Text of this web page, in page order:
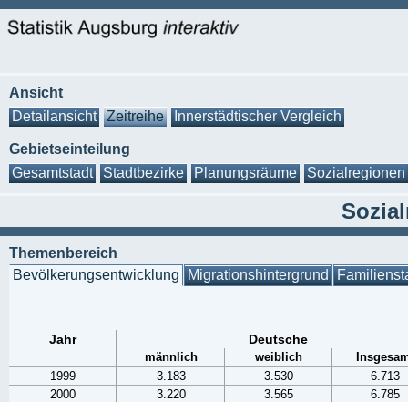
Ansicht
Detailansicht
Zeitreihe Innerstädtischer Vergleich
Gebietseinteilung
Gesamtstadt
Stadtbezirke Planungsräume Sozialregionen
Themenbereich
Bevölkerungsentwicklung Migrationshintergrund
Jahr Deutsche
männlich weiblich
1999
3.183 3.530
6.713
2000
3.220 3.565
6.785